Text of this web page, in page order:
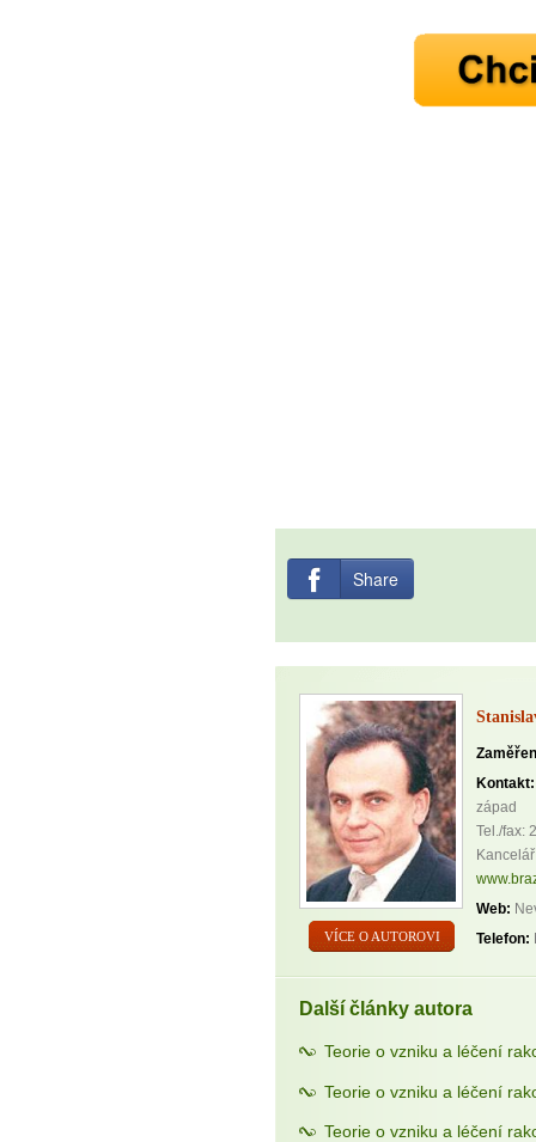
Share
VÍCE O AUTOROVI
Kontakt:
západ
Tel./fax:
Web:
Telefon:
Další články autora
Teorie o vzniku a léčení
Teorie o vzniku a léčení
Teorie o vzniku a léčení